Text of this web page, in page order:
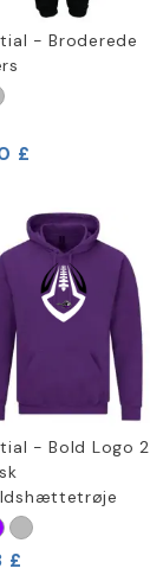
- Broderede
£
- Bold Logo 2
£